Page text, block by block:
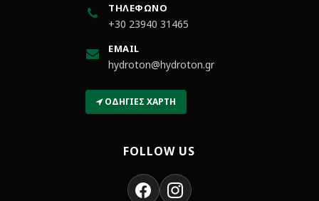
ΤΗΛΈΦΩΝΟ
+30 23940 31465
EMAIL
hydroton@hydroton.gr
ΟΔΗΓΊΕΣ ΧΆΡΤΗ
FOLLOW US